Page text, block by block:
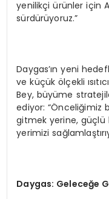
yenilikçi ürünler için
sürdürüyoruz.”
Daygas’ın yeni
ve küçük ölçekli
Bey, büyüme
ediyor: “Önceliğimiz
gitmek yerine, güçlü
yerimizi
Daygas: Geleceğe